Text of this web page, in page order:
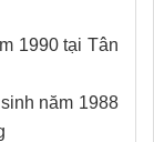
1990 tại Tân
năm 1988